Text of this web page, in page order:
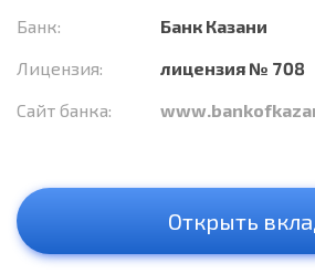
Банк:
Банк Казани
Лицензия:
лицензия № 708
Сайт банка:
Открыть